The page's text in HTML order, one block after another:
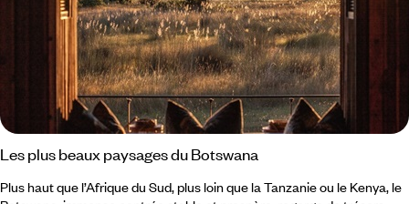
Les plus beaux paysages du Botswana
Plus haut que l’Afrique du Sud, plus loin que la Tanzanie ou le Kenya, le